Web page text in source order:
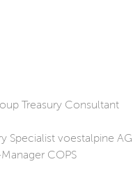
Treasury Consultant
Specialist voestalpine AG
COPS